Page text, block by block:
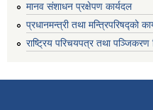
मानव संशाधन प्रक्षेपण कार्यदल
प्रधानमन्त्री तथा मन्त्रिपरिषद्को
राष्ट्रिय परिचयपत्र तथा पञ्जिकरण